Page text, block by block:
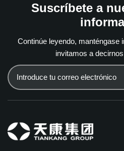
Suscríbete a
Continúe leyendo, manténgase
invitamos a